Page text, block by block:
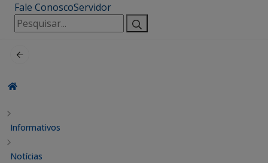
Fale ConoscoServidor
Pesquisar
por:
Informativos
Notícias